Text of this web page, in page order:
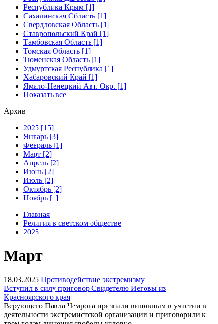
Республика Крым [1]
Сахалинская Область [1]
Свердловская Область [1]
Ставропольский Край [1]
Тамбовская Область [1]
Томская Область [1]
Тюменская Область [1]
Удмуртская Республика [1]
Хабаровский Край [1]
Ямало-Ненецкий Авт. Окр. [1]
Показать все
Архив
2025 [15]
Январь [3]
Февраль [1]
Март [2]
Апрель [2]
Июнь [2]
Июль [2]
Октябрь [2]
Ноябрь [1]
Главная
Религия в светском обществе
2025
Март
18.03.2025 Противодействие экстремизму
Вступил в силу приговор Свидетелю Иеговы из
Красноярского края
Верующего Павла Чемрова признали виновным в участии в
деятельности экстремистской организации и приговорили к